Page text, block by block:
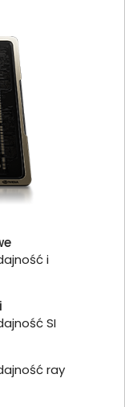
i
SI
ray